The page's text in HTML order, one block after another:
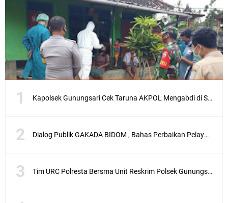
Kapolsek Gunungsari Cek Taruna AKPOL Mengabdi di SRD 4
Dialog Publik GAKADA BIDOM , Bahas Perbaikan Pelayanan Medis di NTB
Tim URC Polresta Bersma Unit Reskrim Polsek Gunungsari Tangkap Pelaku Curanmor